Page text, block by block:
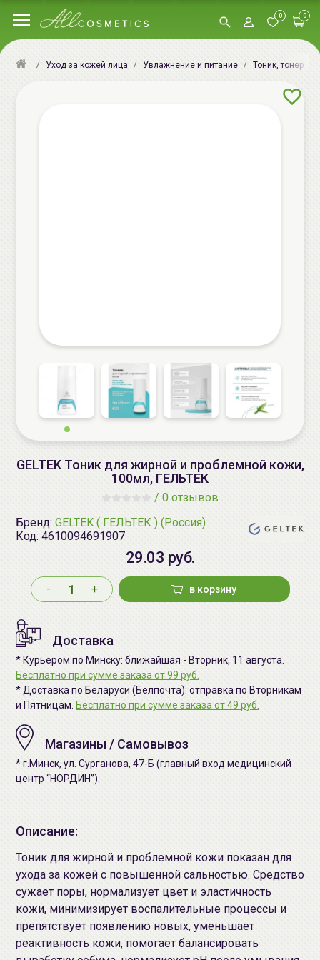
0 0
Уход за кожей лица Увлажнение и питание Тоник, тонер
GELTEK Тоник для жирной и проблемной кожи,
100мл, ГЕЛЬТЕК
/ 0 отзывов
Бренд: GELTEK ( ГЕЛЬТЕК ) (Россия)
Код: 4610094691907
29.03 руб.
- + в корзину
Доставка
* Курьером по Минску: ближайшая - Вторник, 11 августа.
Бесплатно при сумме заказа от 99 руб.
* Доставка по Беларуси (Белпочта): отправка по Вторникам
и Пятницам. Бесплатно при сумме заказа от 49 руб.
Магазины / Самовывоз
* г.Минск, ул. Сурганова, 47-Б (главный вход медицинский
центр “НОРДИН”).
Описание:
Тоник для жирной и проблемной кожи показан для
ухода за кожей с повышенной сальностью. Средство
сужает поры, нормализует цвет и эластичность
кожи, минимизирует воспалительные процессы и
препятствует появлению новых, уменьшает
реактивность кожи, помогает балансировать